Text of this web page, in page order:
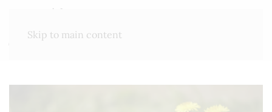
Skip to main content